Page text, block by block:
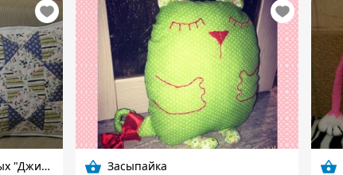
Набор подушек диванных "Джинсовый стиль" Засыпайка